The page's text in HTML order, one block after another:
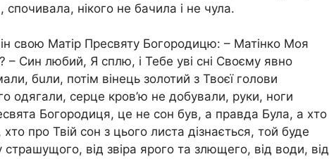
нікого не бачила і не чула.
свою Матір Пресвяту Богородицю: – Матінко Моя
Син любий, Я сплю, і Тебе уві сні Своєму явно
бuли, потім вінець золотий з Твоєї голови
одягали, серце кpoв’ю не добували, руки, ноги
Богородиця, це не сон був, а правда Була, а хто
про Твій сон з цього листа дізнається, той буде
стрaшущого, від звіра ярого та злющего, від води, від